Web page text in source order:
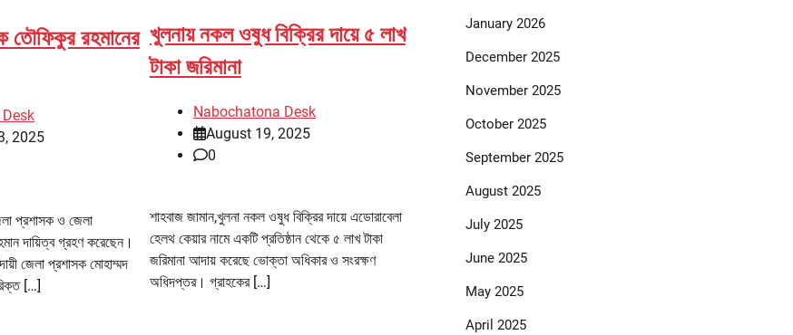
তৌফিকুর রহমানের
2025
প্রশাসক ও জেলা
দায়িত্ব গ্রহণ করেছেন।
জেলা প্রশাসক মোহাম্মদ
[…]
খুলনায় নকল ওষুধ বিক্রির দায়ে ৫ লাখ
টাকা জরিমানা
Nabochatona Desk
August 19, 2025
0
শাহবাজ জামান,খুলনা নকল ওষুধ বিক্রির দায়ে এডোরাবেলা
হেলথ কেয়ার নামে একটি প্রতিষ্ঠান থেকে ৫ লাখ টাকা
জরিমানা আদায় করেছে ভোক্তা অধিকার ও সংরক্ষণ
অধিদপ্তর। গ্রাহকের […]
January 2026
December 2025
November 2025
October 2025
September 2025
August 2025
July 2025
June 2025
May 2025
April 2025